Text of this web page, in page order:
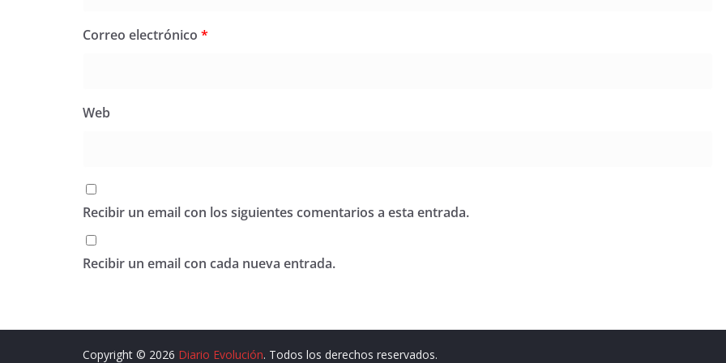
Correo electrónico *
Web
Recibir un email con los siguientes comentarios a esta entrada.
Recibir un email con cada nueva entrada.
Copyright © 2026 Diario Evolución. Todos los derechos reservados.